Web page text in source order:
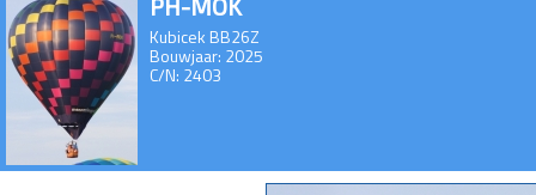
PH-MOK
Kubicek BB26Z
Bouwjaar: 2025
C/N: 2403